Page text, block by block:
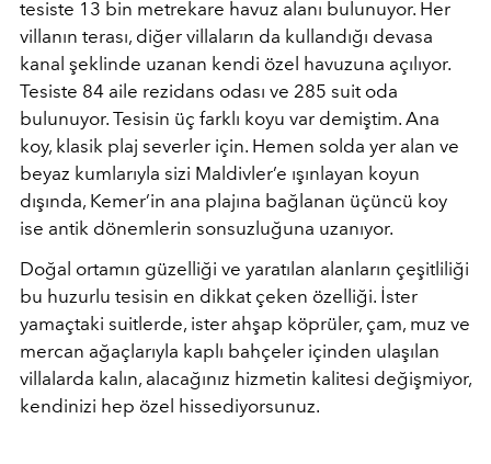
tesiste 13 bin metrekare havuz alanı bulunuyor. Her
villanın terası, diğer villaların da kullandığı devasa
kanal şeklinde uzanan kendi özel havuzuna açılıyor.
Tesiste 84 aile rezidans odası ve 285 suit oda
bulunuyor. Tesisin üç farklı koyu var demiştim. Ana
koy, klasik plaj severler için. Hemen solda yer alan ve
beyaz kumlarıyla sizi Maldivler’e ışınlayan koyun
dışında, Kemer’in ana plajına bağlanan üçüncü koy
ise antik dönemlerin sonsuzluğuna uzanıyor.
Doğal ortamın güzelliği ve yaratılan alanların çeşitliliği
bu huzurlu tesisin en dikkat çeken özelliği. İster
yamaçtaki suitlerde, ister ahşap köprüler, çam, muz ve
mercan ağaçlarıyla kaplı bahçeler içinden ulaşılan
villalarda kalın, alacağınız hizmetin kalitesi değişmiyor,
kendinizi hep özel hissediyorsunuz.